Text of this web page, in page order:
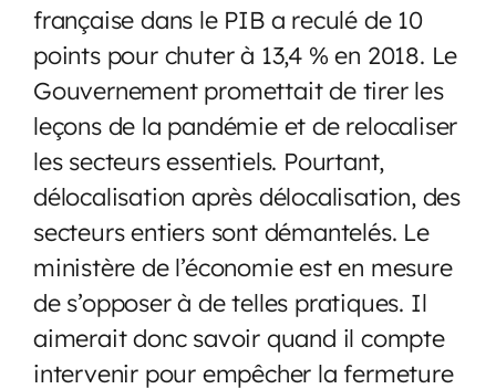
française dans le PIB a reculé de 10
points pour chuter à 13,4 % en 2018. Le
Gouvernement promettait de tirer les
leçons de la pandémie et de relocaliser
les secteurs essentiels. Pourtant,
délocalisation après délocalisation, des
secteurs entiers sont démantelés. Le
ministère de l’économie est en mesure
de s’opposer à de telles pratiques. Il
aimerait donc savoir quand il compte
intervenir pour empêcher la fermeture